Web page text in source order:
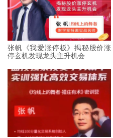
张帆《我爱涨停板》揭秘股价涨
停玄机发现龙头主升机会